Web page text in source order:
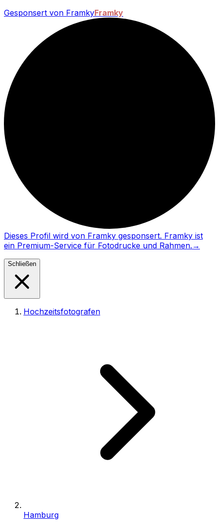
Gesponsert von FramkyFramky
Dieses Profil wird von Framky gesponsert. Framky ist
ein Premium-Service für Fotodrucke und Rahmen. →
Schließen
Hochzeitsfotografen
Hamburg